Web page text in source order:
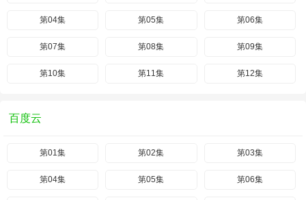
第04集 第05集 第06集
第07集 第08集 第09集
第10集 第11集 第12集
百度云
第01集 第02集 第03集
第04集 第05集 第06集